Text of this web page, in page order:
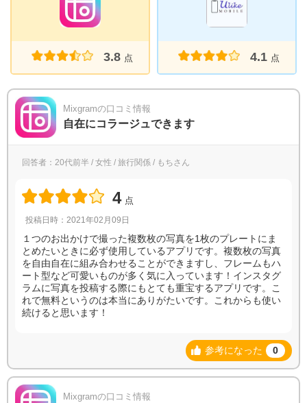
3.8 点 4.1 点
Mixgramの口コミ情報
自在にコラージュできます
回答者：20代前半 / 女性 / 旅行関係 / もちさん
4 点
投稿日時：2021年02月09日
１つのお出かけで撮った複数枚の写真を1枚のプレートにま
とめたいときに必ず使用しているアプリです。複数枚の写真
を自由自在に組み合わせることができますし、フレームもハ
ート型など可愛いものが多く気に入っています！インスタグ
ラムに写真を投稿する際にもとても重宝するアプリです。こ
れで無料というのは本当にありがたいです。これからも使い
続けると思います！
参考になった 0
Mixgramの口コミ情報